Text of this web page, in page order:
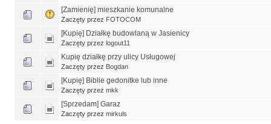
[Zamienię] mieszkanie komunalne
Zaczęty przez FOTOCOM
[Kupię] Działkę budowlaną w Jasienicy
Zaczęty przez logout11
Kupię działkę przy ulicy Usługowej
Zaczęty przez Bogdan
[Kupię] Biblie gedonitke lub inne
Zaczęty przez mkk
[Sprzedam] Garaz
Zaczęty przez mirkuls